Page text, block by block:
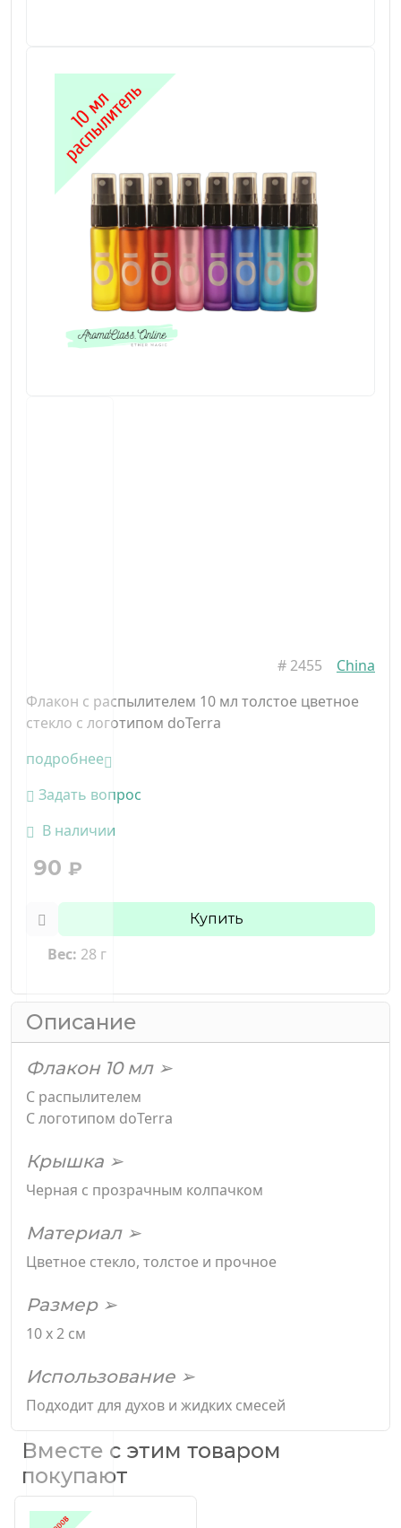
# 2455
China
Флакон с распылителем 10 мл толстое цветное
стекло с логотипом doTerra
подробнее
Задать вопрос
В наличии
90 ₽
Купить
Вес: 28 г
Описание
Флакон 10 мл ➢
С распылителем
С логотипом doTerra
Крышка ➢
Черная с прозрачным колпачком
Материал ➢
Цветное стекло, толстое и прочное
Размер ➢
10 х 2 см
Использование ➢
Подходит для духов и жидких смесей
Вместе с этим товаром
покупают